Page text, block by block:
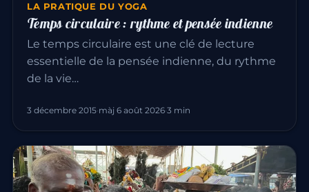
LA PRATIQUE DU YOGA
Temps circulaire : rythme et pensée indienne
Le temps circulaire est une clé de lecture
essentielle de la pensée indienne, du rythme
de la vie…
3 décembre 2015·màj 6 août 2026·3 min